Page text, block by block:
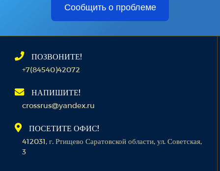
Сообщить о проблеме
ПОЗВОНИТЕ!
+7(84540)42072
НАПИШИТЕ!
crossrus@yandex.ru
ПОСЕТИТЕ ОФИС!
412031, г. Ртищево Саратовской области, ул. Советская,
3